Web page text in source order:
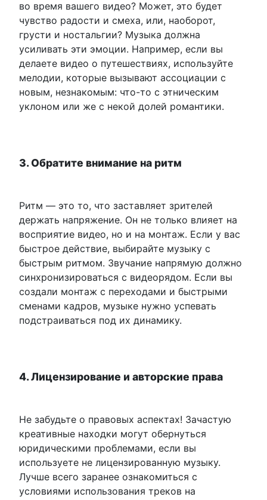
во время вашего видео? Может, это будет
чувство радости и смеха, или, наоборот,
грусти и ностальгии? Музыка должна
усиливать эти эмоции. Например, если вы
делаете видео о путешествиях, используйте
мелодии, которые вызывают ассоциации с
новым, незнакомым: что-то с этническим
уклоном или же с некой долей романтики.
3. Обратите внимание на ритм
Ритм — это то, что заставляет зрителей
держать напряжение. Он не только влияет на
восприятие видео, но и на монтаж. Если у вас
быстрое действие, выбирайте музыку с
быстрым ритмом. Звучание напрямую должно
синхронизироваться с видеорядом. Если вы
создали монтаж с переходами и быстрыми
сменами кадров, музыке нужно успевать
подстраиваться под их динамику.
4. Лицензирование и авторские права
Не забудьте о правовых аспектах! Зачастую
креативные находки могут обернуться
юридическими проблемами, если вы
используете не лицензированную музыку.
Лучше всего заранее ознакомиться с
условиями использования треков на